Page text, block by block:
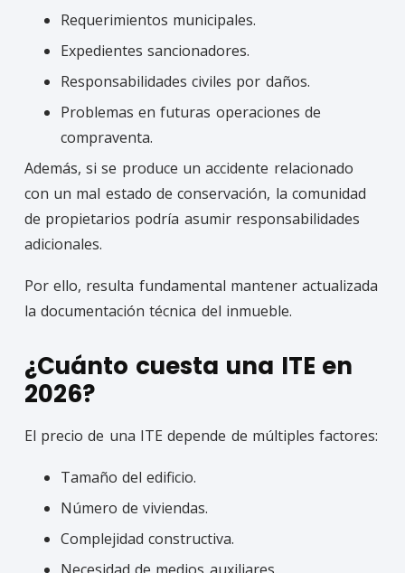
Requerimientos municipales.
Expedientes sancionadores.
Responsabilidades civiles por daños.
Problemas en futuras operaciones de
compraventa.
Además, si se produce un accidente relacionado
con un mal estado de conservación, la comunidad
de propietarios podría asumir responsabilidades
adicionales.
Por ello, resulta fundamental mantener actualizada
la documentación técnica del inmueble.
¿Cuánto cuesta una ITE en
2026?
El precio de una ITE depende de múltiples factores:
Tamaño del edificio.
Número de viviendas.
Complejidad constructiva.